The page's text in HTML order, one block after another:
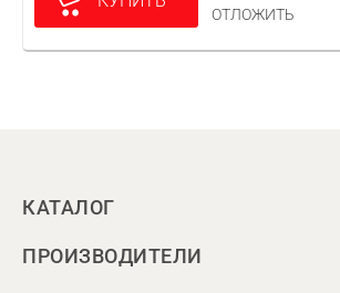
ОТЛОЖИТЬ
КАТАЛОГ
ПРОИЗВОДИТЕЛИ